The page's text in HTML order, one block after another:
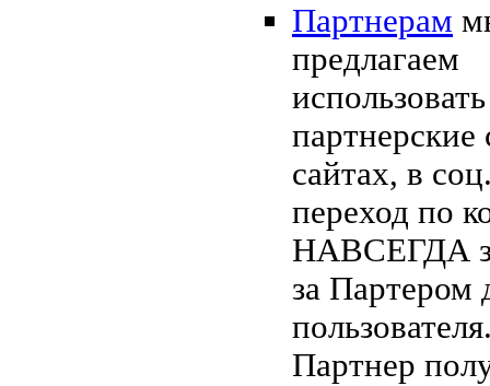
Партнерам
предлагаем
использовать
партнерские
сайтах, в
переход по
НАВСЕГДА
за Партером
Партнер